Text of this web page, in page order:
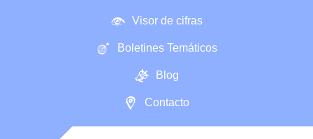
Visor de cifras
Boletines Temáticos
Blog
Contacto